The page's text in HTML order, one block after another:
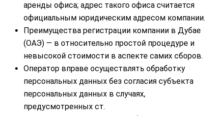
аренды офиса; адрес такого офиса считается
официальным юридическим адресом компании.
Преимущества регистрации компании в Дубае
(ОАЭ) — в относительно простой процедуре и
невысокой стоимости в аспекте самих сборов.
Оператор вправе осуществлять обработку
персональных данных без согласия субъекта
персональных данных в случаях,
предусмотренных ст.